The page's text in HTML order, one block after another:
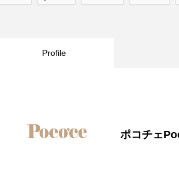
Profile
ポコチェ